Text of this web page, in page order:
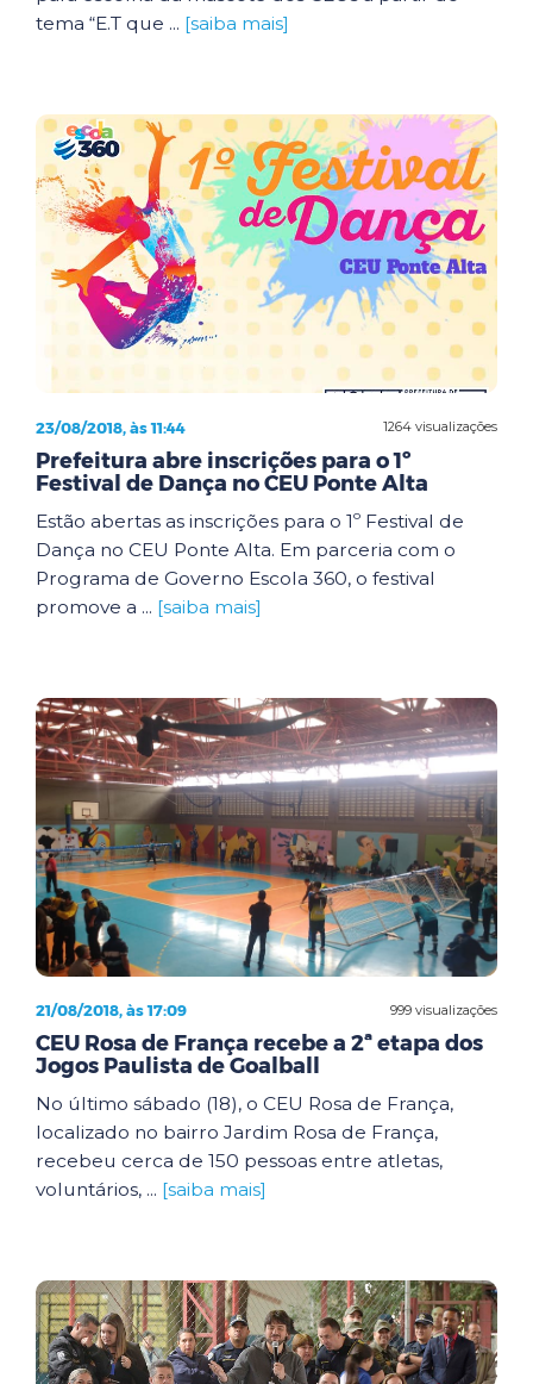
tema “E.T que ... [saiba mais]
1264 visualizações
23/08/2018, às 11:44
Prefeitura abre inscrições para o 1º
Festival de Dança no CEU Ponte Alta
Estão abertas as inscrições para o 1º Festival de
Dança no CEU Ponte Alta. Em parceria com o
Programa de Governo Escola 360, o festival
promove a ... [saiba mais]
999 visualizações
21/08/2018, às 17:09
CEU Rosa de França recebe a 2ª etapa dos
Jogos Paulista de Goalball
No último sábado (18), o CEU Rosa de França,
localizado no bairro Jardim Rosa de França,
recebeu cerca de 150 pessoas entre atletas,
voluntários, ... [saiba mais]